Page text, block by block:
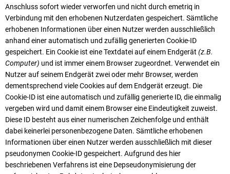
Anschluss sofort wieder verworfen und nicht durch emetriq in
Verbindung mit den erhobenen Nutzerdaten gespeichert. Sämtliche
erhobenen Informationen über einen Nutzer werden ausschließlich
anhand einer automatisch und zufällig generierten Cookie-ID
gespeichert. Ein Cookie ist eine Textdatei auf einem Endgerät (z.B.
Computer) und ist immer einem Browser zugeordnet. Verwendet ein
Nutzer auf seinem Endgerät zwei oder mehr Browser, werden
dementsprechend viele Cookies auf dem Endgerät erzeugt. Die
Cookie-ID ist eine automatisch und zufällig generierte ID, die einmalig
vergeben wird und damit einem Browser eine Eindeutigkeit zuweist.
Diese ID besteht aus einer numerischen Zeichenfolge und enthält
dabei keinerlei personenbezogene Daten. Sämtliche erhobenen
Informationen über einen Nutzer werden ausschließlich mit dieser
pseudonymen Cookie-ID gespeichert. Aufgrund des hier
beschriebenen Verfahrens ist eine Depseudonymisierung der